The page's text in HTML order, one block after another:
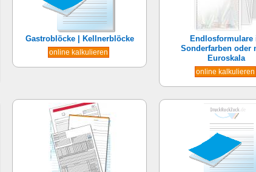
Gastroblöcke | Kellnerblöcke
online kalkulieren
Endlosformulare
Sonderfarben oder
Euroskala
online kalkulieren